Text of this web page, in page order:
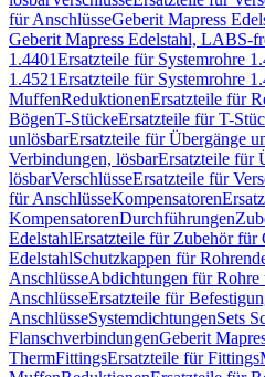
für AnschlüsseGeberit Mapress
Geberit Mapress Edelstahl, LABS-
1.4401Ersatzteile für Systemrohre
1.4521Ersatzteile für Systemrohre
MuffenReduktionenErsatzteile für
BögenT-StückeErsatzteile für T-
unlösbarErsatzteile für Übergänge
Verbindungen, lösbarErsatzteile für
lösbarVerschlüsseErsatzteile für
für AnschlüsseKompensatoren
KompensatorenDurchführungen
EdelstahlErsatzteile für Zubehör für
EdelstahlSchutzkappen für
AnschlüsseAbdichtungen für Rohre
AnschlüsseErsatzteile für
AnschlüsseSystemdichtungenSets
FlanschverbindungenGeberit
ThermFittingsErsatzteile für Fittings